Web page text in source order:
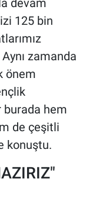
125 bin
zamanda
önem
burada hem
de çeşitli
konuştu.